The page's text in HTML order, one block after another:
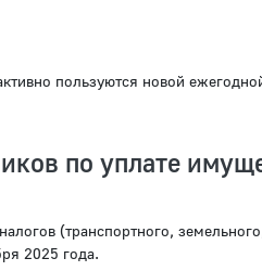
пользуются новой
по уплате
(транспортного,
2025 года.